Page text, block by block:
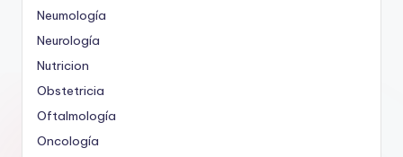
Neumología
Neurología
Nutricion
Obstetricia
Oftalmología
Oncología